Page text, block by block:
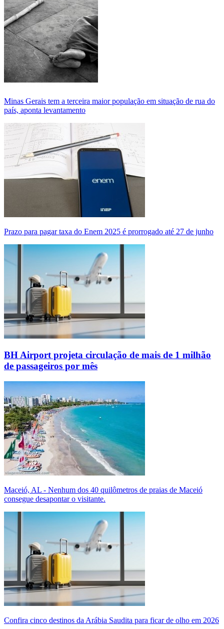
Minas Gerais tem a terceira maior população em situação de rua do
país, aponta levantamento
Prazo para pagar taxa do Enem 2025 é prorrogado até 27 de junho
BH Airport projeta circulação de mais de 1 milhão
de passageiros por mês
Maceió, AL - Nenhum dos 40 quilômetros de praias de Maceió
consegue desapontar o visitante.
Confira cinco destinos da Arábia Saudita para ficar de olho em 2026